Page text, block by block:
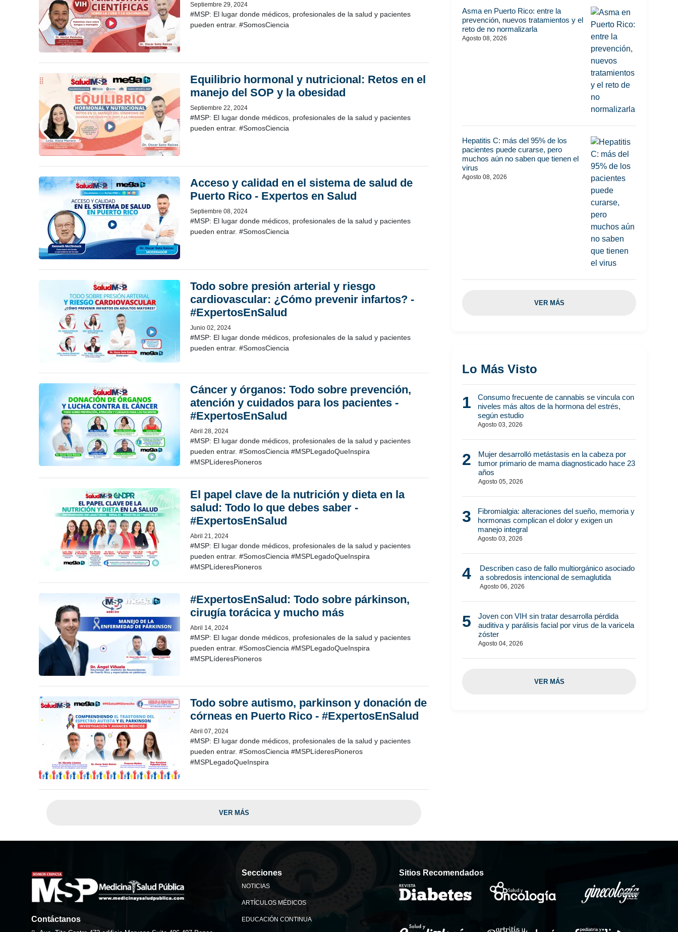
Septiembre 29, 2024
#MSP: El lugar donde médicos, profesionales de la salud y pacientes
pueden entrar. #SomosCiencia
Equilibrio hormonal y nutricional: Retos en el
manejo del SOP y la obesidad
Septiembre 22, 2024
#MSP: El lugar donde médicos, profesionales de la salud y pacientes
pueden entrar. #SomosCiencia
Acceso y calidad en el sistema de salud de
Puerto Rico - Expertos en Salud
Septiembre 08, 2024
#MSP: El lugar donde médicos, profesionales de la salud y pacientes
pueden entrar. #SomosCiencia
Todo sobre presión arterial y riesgo
cardiovascular: ¿Cómo prevenir infartos? -
#ExpertosEnSalud
Junio 02, 2024
#MSP: El lugar donde médicos, profesionales de la salud y pacientes
pueden entrar. #SomosCiencia
Cáncer y órganos: Todo sobre prevención,
atención y cuidados para los pacientes -
#ExpertosEnSalud
Abril 28, 2024
#MSP: El lugar donde médicos, profesionales de la salud y pacientes
pueden entrar. #SomosCiencia #MSPLegadoQueInspira
#MSPLíderesPioneros
El papel clave de la nutrición y dieta en la
salud: Todo lo que debes saber -
#ExpertosEnSalud
Abril 21, 2024
#MSP: El lugar donde médicos, profesionales de la salud y pacientes
pueden entrar. #SomosCiencia #MSPLegadoQueInspira
#MSPLíderesPioneros
#ExpertosEnSalud: Todo sobre párkinson,
cirugía torácica y mucho más
Abril 14, 2024
#MSP: El lugar donde médicos, profesionales de la salud y pacientes
pueden entrar. #SomosCiencia #MSPLegadoQueInspira
#MSPLíderesPioneros
Todo sobre autismo, parkinson y donación de
córneas en Puerto Rico - #ExpertosEnSalud
Abril 07, 2024
#MSP: El lugar donde médicos, profesionales de la salud y pacientes
pueden entrar. #SomosCiencia #MSPLíderesPioneros
#MSPLegadoQueInspira
VER MÁS
Asma en Puerto Rico: entre la
prevención, nuevos tratamientos y el
reto de no normalizarla
Agosto 08, 2026
Hepatitis C: más del 95% de los
pacientes puede curarse, pero
muchos aún no saben que tienen el
virus
Agosto 08, 2026
VER MÁS
Lo Más Visto
1
Consumo frecuente de cannabis se vincula con
niveles más altos de la hormona del estrés,
según estudio
Agosto 03, 2026
2
Mujer desarrolló metástasis en la cabeza por
tumor primario de mama diagnosticado hace 23
años
Agosto 05, 2026
3
Fibromialgia: alteraciones del sueño, memoria y
hormonas complican el dolor y exigen un
manejo integral
Agosto 03, 2026
4
Describen caso de fallo multiorgánico asociado
a sobredosis intencional de semaglutida
Agosto 06, 2026
5
Joven con VIH sin tratar desarrolla pérdida
auditiva y parálisis facial por virus de la varicela
zóster
Agosto 04, 2026
VER MÁS
Contáctanos
Secciones
NOTICIAS
ARTÍCULOS MÉDICOS
EDUCACIÓN CONTINUA
Sitios Recomendados